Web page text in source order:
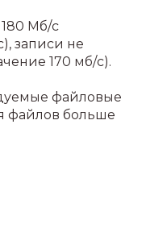
Мб/c
записи не
170 мб/c).
файловые
файлов больше